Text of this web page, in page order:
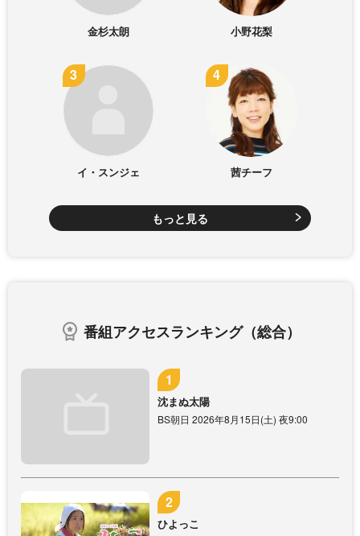
金杉太朗 小野花梨
イ・スンジェ 茜チーフ
もっと見る
番組アクセスランキング（総合）
沈まぬ太陽
BS朝日 2026年8月15日(土) 夜9:00
ひよっこ